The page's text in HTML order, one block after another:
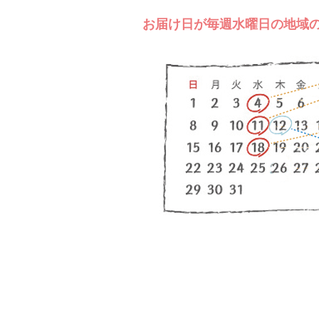
お届け日が毎週水曜日の地域